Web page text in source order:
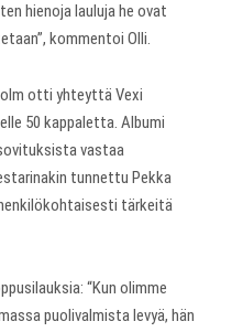
hienoja lauluja he ovat
kommentoi Olli.
otti yhteyttä Vexi
50 kappaletta. Albumi
vastaa
tunnettu Pekka
tärkeitä
“Kun olimme
puolivalmista levyä, hän